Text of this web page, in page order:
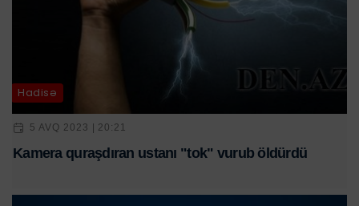
Hadisə
5 AVQ 2023 | 20:21
Kamera quraşdıran ustanı "tok" vurub öldürdü